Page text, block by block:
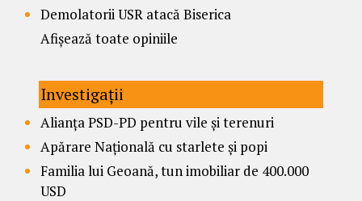
Demolatorii USR atacă Biserica
Afișează toate opiniile
Investigații
Alianța PSD-PD pentru vile și terenuri
Apărare Națională cu starlete și popi
Familia lui Geoană, tun imobiliar de 400.000
USD